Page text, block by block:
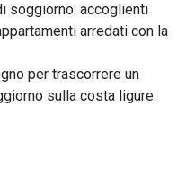
soggiorno: accoglienti
arredati con la
per trascorrere un
sulla costa ligure.